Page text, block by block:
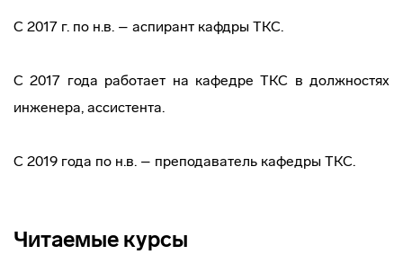
С 2017 г. по н.в. – аспирант кафдры ТКС.
С 2017 года работает на кафедре ТКС в должностях
инженера, ассистента.
С 2019 года по н.в. – преподаватель кафедры ТКС.
Читаемые курсы